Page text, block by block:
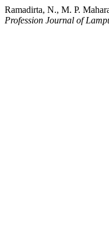
Ramadirta, N., M. P.
Profession Journal of